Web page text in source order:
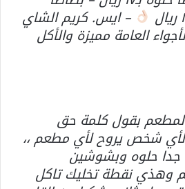
– ايس. كريم الشاي
ريال . الأجواء العامة مميزة والأكل
بقول كلمة حق
شخص يروح لأي مطعم ،،
حلوه وبشوشين
وهذي نقطة تخليك تاكل